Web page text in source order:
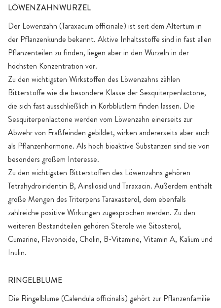
LÖWENZAHNWURZEL
Der Löwenzahn (Taraxacum officinale) ist seit dem Altertum in
der Pflanzenkunde bekannt. Aktive Inhaltsstoffe sind in fast allen
Pflanzenteilen zu finden, liegen aber in den Wurzeln in der
höchsten Konzentration vor.
Zu den wichtigsten Wirkstoffen des Löwenzahns zählen
Bitterstoffe wie die besondere Klasse der Sesquiterpenlactone,
die sich fast ausschließlich in Korbblütlern finden lassen. Die
Sesquiterpenlactone werden vom Löwenzahn einerseits zur
Abwehr von Fraßfeinden gebildet, wirken andererseits aber auch
als Pflanzenhormone. Als hoch bioaktive Substanzen sind sie von
besonders großem Interesse.
Zu den wichtigsten Bitterstoffen des Löwenzahns gehören
Tetrahydroiridentin B, Ainsliosid und Taraxacin. Außerdem enthält
große Mengen des Triterpens Taraxasterol, dem ebenfalls
zahlreiche positive Wirkungen zugesprochen werden. Zu den
weiteren Bestandteilen gehören Sterole wie Sitosterol,
Cumarine, Flavonoide, Cholin, B-Vitamine, Vitamin A, Kalium und
Inulin.
RINGELBLUME
Die Ringelblume (Calendula officinalis) gehört zur Pflanzenfamilie